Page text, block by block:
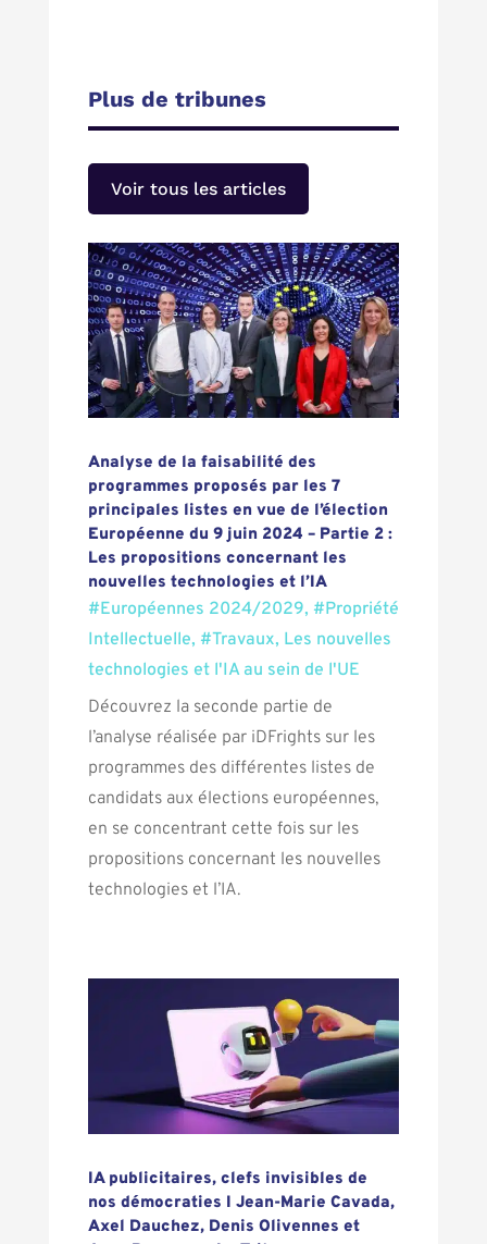
Plus de tribunes
Voir tous les articles
Analyse de la faisabilité des
programmes proposés par les 7
principales listes en vue de l’élection
Européenne du 9 juin 2024 – Partie 2 :
Les propositions concernant les
nouvelles technologies et l’IA
#Européennes 2024/2029, #Propriété
Intellectuelle, #Travaux, Les nouvelles
technologies et l'IA au sein de l'UE
Découvrez la seconde partie de
l’analyse réalisée par iDFrights sur les
programmes des différentes listes de
candidats aux élections européennes,
en se concentrant cette fois sur les
propositions concernant les nouvelles
technologies et l’IA.
IA publicitaires, clefs invisibles de
nos démocraties I Jean-Marie Cavada,
Axel Dauchez, Denis Olivennes et